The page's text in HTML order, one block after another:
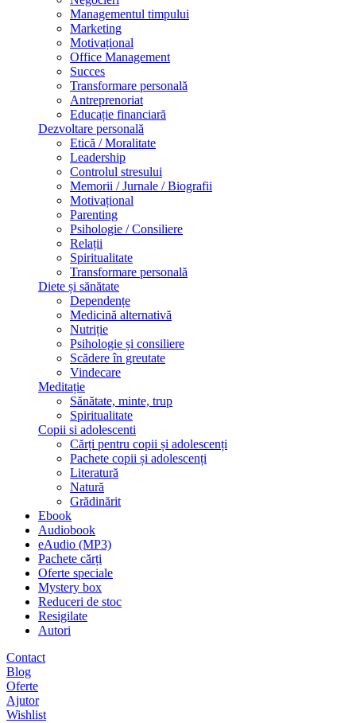
Managementul timpului
Marketing
Motivațional
Office Management
Succes
Transformare personală
Antreprenoriat
Educație financiară
Dezvoltare personală
Etică / Moralitate
Leadership
Controlul stresului
Memorii / Jurnale / Biografii
Motivațional
Parenting
Psihologie / Consiliere
Relații
Spiritualitate
Transformare personală
Diete și sănătate
Dependențe
Medicină alternativă
Nutriție
Psihologie și consiliere
Scădere în greutate
Vindecare
Meditație
Sănătate, minte, trup
Spiritualitate
Copii si adolescenti
Cărți pentru copii și adolescenți
Pachete copii și adolescenți
Literatură
Natură
Grădinărit
Ebook
Audiobook
eAudio (MP3)
Pachete cărți
Oferte speciale
Mystery box
Reduceri de stoc
Resigilate
Autori
Contact
Blog
Oferte
Ajutor
Wishlist